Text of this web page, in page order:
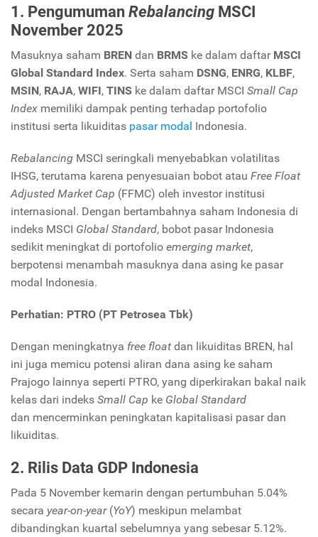
1. PengumumanRebalancing MSCI
November 2025
Masuknya saham BREN dan BRMS ke dalam daftar MSCI
Global Standard Index. Serta saham DSNG, ENRG, KLBF,
MSIN, RAJA, WIFI, TINS ke dalam daftar MSCI Small Cap
Index memiliki dampak penting terhadap portofolio
institusi serta likuiditas pasar modal Indonesia.
Rebalancing MSCI seringkali menyebabkan volatilitas
IHSG, terutama karena penyesuaian bobot atau Free Float
Adjusted Market Cap (FFMC) oleh investor institusi
internasional. Dengan bertambahnya saham Indonesia di
indeks MSCI Global Standard, bobot pasar Indonesia
sedikit meningkat di portofolio emerging market,
berpotensi menambah masuknya dana asing ke pasar
modal Indonesia.
Perhatian: PTRO (PT Petrosea Tbk)
Dengan meningkatnya free float dan likuiditas BREN, hal
ini juga memicu potensi aliran dana asing ke saham
Prajogo lainnya seperti PTRO, yang diperkirakan bakal naik
kelas dari indeks Small Cap ke Global Standard
dan mencerminkan peningkatan kapitalisasi pasar dan
likuiditas.
2. Rilis Data GDP Indonesia
Pada 5 November kemarin dengan pertumbuhan 5.04%
secara year-on-year(YoY) meskipun melambat
dibandingkan kuartal sebelumnya yang sebesar 5.12%.